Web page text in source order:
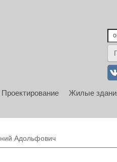
Проектирование Жилые
Адольфович